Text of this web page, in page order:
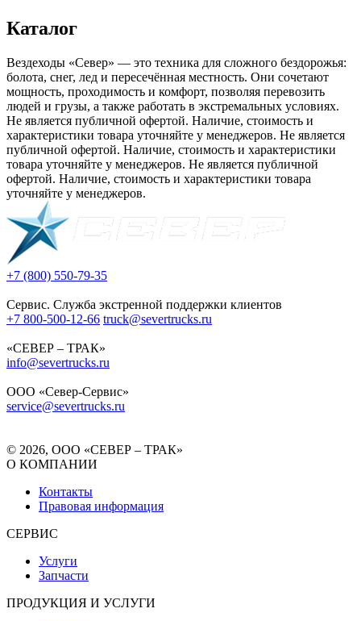
Каталог
Вездеходы «Север» — это техника для сложного бездорожья:
болота, снег, лед и пересечённая местность. Они сочетают
мощность, проходимость и комфорт, позволяя перевозить
людей и грузы, а также работать в экстремальных условиях.
Не является публичной офертой. Наличие, стоимость и
характеристики товара уточняйте у менеджеров. Не является
публичной офертой. Наличие, стоимость и характеристики
товара уточняйте у менеджеров. Не является публичной
офертой. Наличие, стоимость и характеристики товара
уточняйте у менеджеров.
+7 (800) 550-79-35
Сервис. Служба экстренной поддержки клиентов
+7 800-500-12-66 truck@severtrucks.ru
«СЕВЕР – ТРАК»
info@severtrucks.ru
ООО «Север-Сервис»
service@severtrucks.ru
© 2026, ООО «СЕВЕР – ТРАК»
О КОМПАНИИ
Контакты
Правовая информация
СЕРВИС
Услуги
Запчасти
ПРОДУКЦИЯ И УСЛУГИ